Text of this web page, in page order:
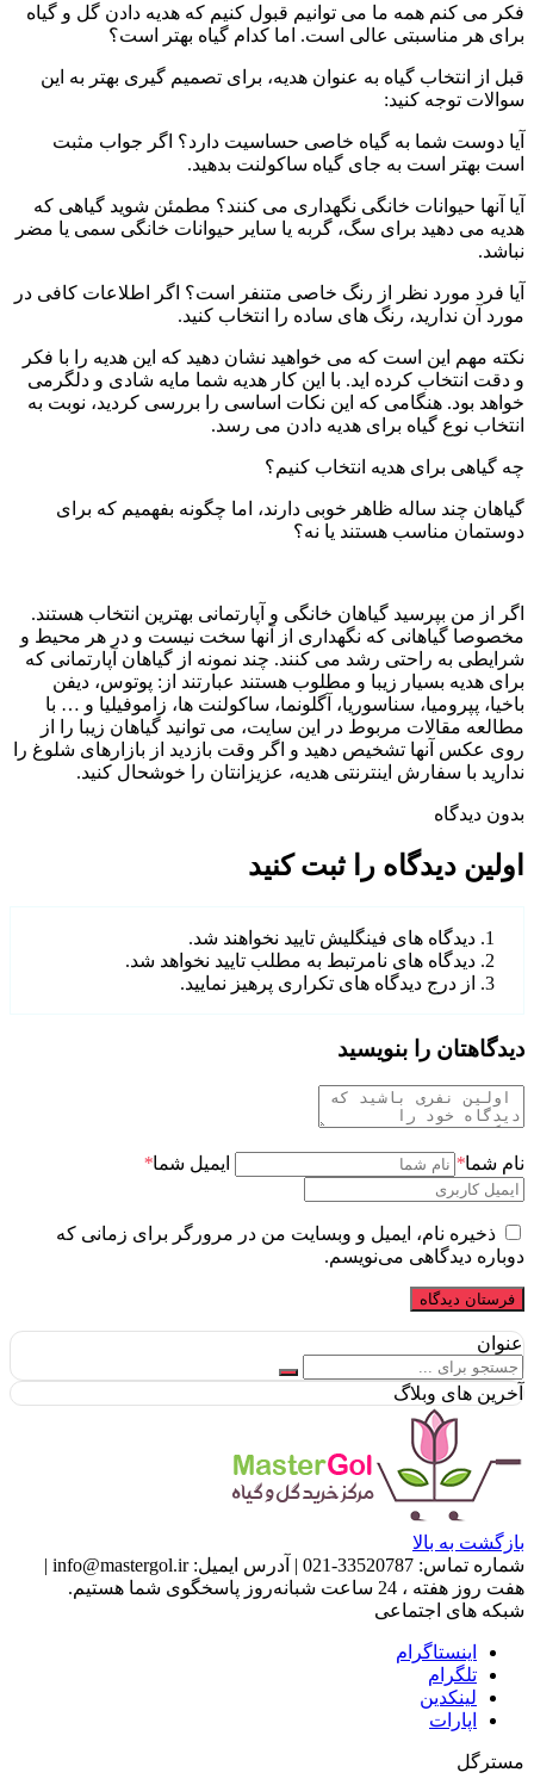
فکر می کنم همه ما می توانیم قبول کنیم که هدیه دادن گل و گیاه
برای هر مناسبتی عالی است. اما کدام گیاه بهتر است؟
قبل از انتخاب گیاه به عنوان هدیه، برای تصمیم گیری بهتر به این
سوالات توجه کنید:
آیا دوست شما به گیاه خاصی حساسیت دارد؟ اگر جواب مثبت
است بهتر است به جای گیاه ساکولنت بدهید.
آیا آنها حیوانات خانگی نگهداری می کنند؟ مطمئن شوید گیاهی که
هدیه می دهید برای سگ، گربه یا سایر حیوانات خانگی سمی یا مضر
نباشد.
آیا فرد مورد نظر از رنگ خاصی متنفر است؟ اگر اطلاعات کافی در
مورد آن ندارید، رنگ های ساده را انتخاب کنید.
نکته مهم این است که می خواهید نشان دهید که این هدیه را با فکر
و دقت انتخاب کرده اید. با این کار هدیه شما مایه شادی و دلگرمی
خواهد بود. هنگامی که این نکات اساسی را بررسی کردید، نوبت به
انتخاب نوع گیاه برای هدیه دادن می رسد.
چه گیاهی برای هدیه انتخاب کنیم؟
گیاهان چند ساله ظاهر خوبی دارند، اما چگونه بفهمیم که برای
دوستمان مناسب هستند یا نه؟
اگر از من بپرسید گیاهان خانگی و آپارتمانی بهترین انتخاب هستند.
مخصوصا گیاهانی که نگهداری از آنها سخت نیست و در هر محیط و
شرایطی به راحتی رشد می کنند. چند نمونه از گیاهان آپارتمانی که
برای هدیه بسیار زیبا و مطلوب هستند عبارتند از: پوتوس، دیفن
باخیا، پپرومیا، سناسوریا، آگلونما، ساکولنت ها، زاموفیلیا و … با
مطالعه مقالات مربوط در این سایت، می توانید گیاهان زیبا را از
روی عکس آنها تشخیص دهید و اگر وقت بازدید از بازارهای شلوغ را
ندارید با سفارش اینترنتی هدیه، عزیزانتان را خوشحال کنید.
بدون دیدگاه
اولین دیدگاه را ثبت کنید
دیدگاه های فینگلیش تایید نخواهند شد.
دیدگاه های نامرتبط به مطلب تایید نخواهد شد.
از درج دیدگاه های تکراری پرهیز نمایید.
دیدگاهتان را بنویسید
نام شما* ایمیل شما*
ذخیره نام، ایمیل و وبسایت من در مرورگر برای زمانی که
دوباره دیدگاهی می‌نویسم.
عنوان
آخرین های وبلاگ
بازگشت به بالا
شماره تماس: 33520787-021
| آدرس ایمیل: info@mastergol.ir
|
هفت روز هفته ، 24 ساعت شبانه‌روز پاسخگوی شما هستیم.
شبکه های اجتماعی
اینستاگرام
تلگرام
لینکدین
اپارات
مسترگل